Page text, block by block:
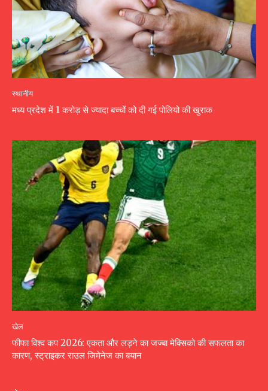
स्थानीय
मध्य प्रदेश में 1 करोड़ से ज्यादा बच्चों को दी गई पोलियो की खुराक
खेल
फीफा विश्व कप 2026: एकता और लड़ने का जज्बा मेक्सिको की सफलता का
कारण, स्ट्राइकर राउल जिमेनेज का बयान